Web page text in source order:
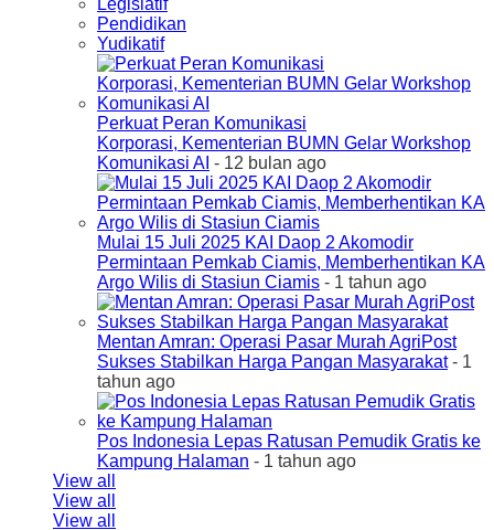
Legislatif
Pendidikan
Yudikatif
Perkuat Peran Komunikasi
Korporasi, Kementerian BUMN Gelar Workshop
Komunikasi AI - 12 bulan ago
Mulai 15 Juli 2025 KAI Daop 2 Akomodir
Permintaan Pemkab Ciamis, Memberhentikan KA
Argo Wilis di Stasiun Ciamis - 1 tahun ago
Mentan Amran: Operasi Pasar Murah AgriPost
Sukses Stabilkan Harga Pangan Masyarakat- 1
tahun ago
Pos Indonesia Lepas Ratusan Pemudik Gratis ke
Kampung Halaman - 1 tahun ago
View all
View all
View all